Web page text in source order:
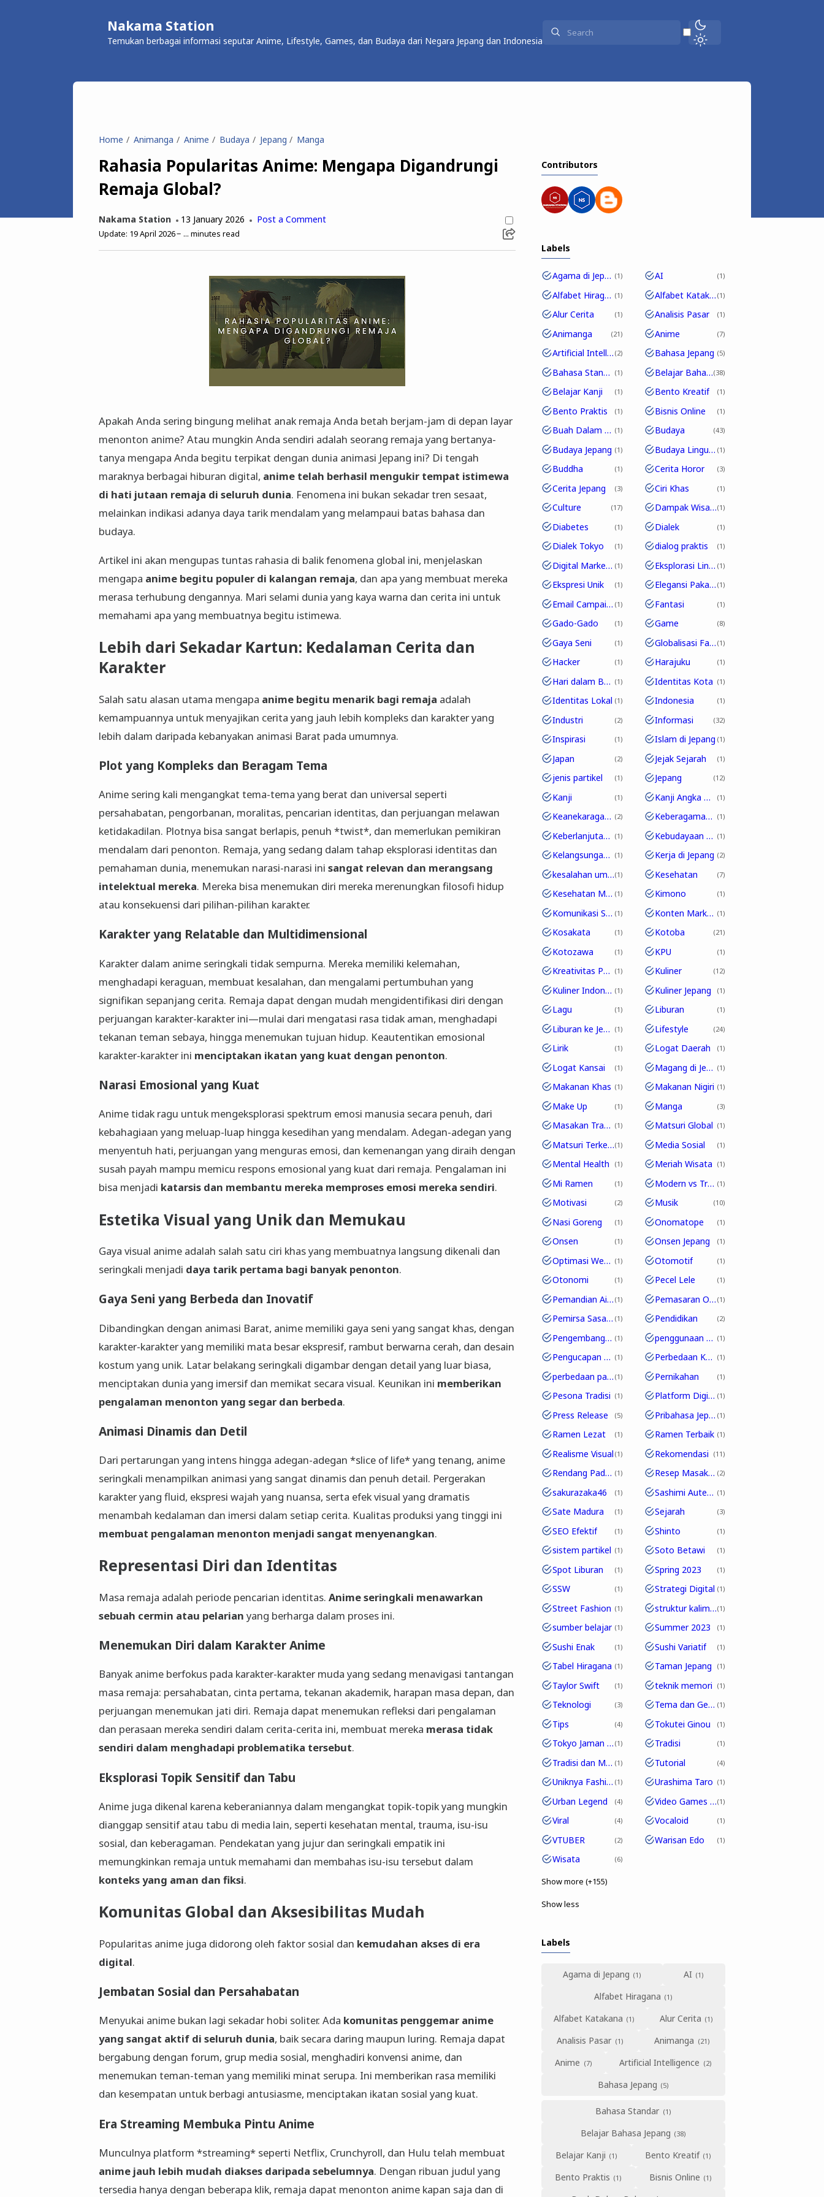
Nakama Station
Temukan berbagai informasi seputar Anime, Lifestyle, Games, dan Budaya dari Negara Jepang dan Indonesia
Home Animanga Anime Budaya Jepang Manga
Rahasia Popularitas Anime: Mengapa Digandrungi
Remaja Global?
Nakama Station 13 January 2026 Post a Comment
Update: 19 April 2026 ... minutes read
Apakah Anda sering bingung melihat anak remaja Anda betah berjam-jam di depan layar
menonton anime? Atau mungkin Anda sendiri adalah seorang remaja yang bertanya-
tanya mengapa Anda begitu terpikat dengan dunia animasi Jepang ini? Di tengah
maraknya berbagai hiburan digital, anime telah berhasil mengukir tempat istimewa
di hati jutaan remaja di seluruh dunia. Fenomena ini bukan sekadar tren sesaat,
melainkan indikasi adanya daya tarik mendalam yang melampaui batas bahasa dan
budaya.
Artikel ini akan mengupas tuntas rahasia di balik fenomena global ini, menjelaskan
mengapa anime begitu populer di kalangan remaja, dan apa yang membuat mereka
merasa terhubung dengannya. Mari selami dunia yang kaya warna dan cerita ini untuk
memahami apa yang membuatnya begitu istimewa.
Lebih dari Sekadar Kartun: Kedalaman Cerita dan
Karakter
Salah satu alasan utama mengapa anime begitu menarik bagi remaja adalah
kemampuannya untuk menyajikan cerita yang jauh lebih kompleks dan karakter yang
lebih dalam daripada kebanyakan animasi Barat pada umumnya.
Plot yang Kompleks dan Beragam Tema
Anime sering kali mengangkat tema-tema yang berat dan universal seperti
persahabatan, pengorbanan, moralitas, pencarian identitas, dan perjuangan melawan
ketidakadilan. Plotnya bisa sangat berlapis, penuh *twist*, dan memerlukan pemikiran
mendalam dari penonton. Remaja, yang sedang dalam tahap eksplorasi identitas dan
pemahaman dunia, menemukan narasi-narasi ini sangat relevan dan merangsang
intelektual mereka. Mereka bisa menemukan diri mereka merenungkan filosofi hidup
atau konsekuensi dari pilihan-pilihan karakter.
Karakter yang Relatable dan Multidimensional
Karakter dalam anime seringkali tidak sempurna. Mereka memiliki kelemahan,
menghadapi keraguan, membuat kesalahan, dan mengalami pertumbuhan yang
signifikan sepanjang cerita. Remaja dapat dengan mudah mengidentifikasi diri dengan
perjuangan karakter-karakter ini—mulai dari mengatasi rasa tidak aman, menghadapi
tekanan teman sebaya, hingga menemukan tujuan hidup. Keautentikan emosional
karakter-karakter ini menciptakan ikatan yang kuat dengan penonton.
Narasi Emosional yang Kuat
Anime tidak ragu untuk mengeksplorasi spektrum emosi manusia secara penuh, dari
kebahagiaan yang meluap-luap hingga kesedihan yang mendalam. Adegan-adegan yang
menyentuh hati, perjuangan yang menguras emosi, dan kemenangan yang diraih dengan
susah payah mampu memicu respons emosional yang kuat dari remaja. Pengalaman ini
bisa menjadi katarsis dan membantu mereka memproses emosi mereka sendiri.
Estetika Visual yang Unik dan Memukau
Gaya visual anime adalah salah satu ciri khas yang membuatnya langsung dikenali dan
seringkali menjadi daya tarik pertama bagi banyak penonton.
Gaya Seni yang Berbeda dan Inovatif
Dibandingkan dengan animasi Barat, anime memiliki gaya seni yang sangat khas, dengan
karakter-karakter yang memiliki mata besar ekspresif, rambut berwarna cerah, dan desain
kostum yang unik. Latar belakang seringkali digambar dengan detail yang luar biasa,
menciptakan dunia yang imersif dan memikat secara visual. Keunikan ini memberikan
pengalaman menonton yang segar dan berbeda.
Animasi Dinamis dan Detil
Dari pertarungan yang intens hingga adegan-adegan *slice of life* yang tenang, anime
seringkali menampilkan animasi yang sangat dinamis dan penuh detail. Pergerakan
karakter yang fluid, ekspresi wajah yang nuansa, serta efek visual yang dramatis
menambah kedalaman dan imersi dalam setiap cerita. Kualitas produksi yang tinggi ini
membuat pengalaman menonton menjadi sangat menyenangkan.
Representasi Diri dan Identitas
Masa remaja adalah periode pencarian identitas. Anime seringkali menawarkan
sebuah cermin atau pelarian yang berharga dalam proses ini.
Menemukan Diri dalam Karakter Anime
Banyak anime berfokus pada karakter-karakter muda yang sedang menavigasi tantangan
masa remaja: persahabatan, cinta pertama, tekanan akademik, harapan masa depan, dan
perjuangan menemukan jati diri. Remaja dapat menemukan refleksi dari pengalaman
dan perasaan mereka sendiri dalam cerita-cerita ini, membuat mereka merasa tidak
sendiri dalam menghadapi problematika tersebut.
Eksplorasi Topik Sensitif dan Tabu
Anime juga dikenal karena keberaniannya dalam mengangkat topik-topik yang mungkin
dianggap sensitif atau tabu di media lain, seperti kesehatan mental, trauma, isu-isu
sosial, dan keberagaman. Pendekatan yang jujur dan seringkali empatik ini
memungkinkan remaja untuk memahami dan membahas isu-isu tersebut dalam
konteks yang aman dan fiksi.
Komunitas Global dan Aksesibilitas Mudah
Popularitas anime juga didorong oleh faktor sosial dan kemudahan akses di era
digital.
Jembatan Sosial dan Persahabatan
Menyukai anime bukan lagi sekadar hobi soliter. Ada komunitas penggemar anime
yang sangat aktif di seluruh dunia, baik secara daring maupun luring. Remaja dapat
bergabung dengan forum, grup media sosial, menghadiri konvensi anime, dan
menemukan teman-teman yang memiliki minat serupa. Ini memberikan rasa memiliki
dan kesempatan untuk berbagi antusiasme, menciptakan ikatan sosial yang kuat.
Era Streaming Membuka Pintu Anime
Munculnya platform *streaming* seperti Netflix, Crunchyroll, dan Hulu telah membuat
anime jauh lebih mudah diakses daripada sebelumnya. Dengan ribuan judul yang
tersedia hanya dengan beberapa klik, remaja dapat menonton anime kapan saja dan di
Contributors
Labels
Agama di Jepang 1 AI 1
Alfabet Hiragana 1 Alfabet Katakana 1
Alur Cerita 1 Analisis Pasar 1
Animanga 21 Anime 7
Artificial Intelligence 2 Bahasa Jepang 5
Bahasa Standar 1 Belajar Bahasa Jepang 38
Belajar Kanji 1 Bento Kreatif 1
Bento Praktis 1 Bisnis Online 1
Buah Dalam Bahasa Jepang 1 Budaya 43
Budaya Jepang 1 Budaya Linguistik 1
Buddha 1 Cerita Horor 3
Cerita Jepang 3 Ciri Khas 1
Culture 17 Dampak Wisata 1
Diabetes 1 Dialek 1
Dialek Tokyo 1 dialog praktis 1
Digital Marketing 1 Eksplorasi Linguistik 1
Ekspresi Unik 1 Elegansi Pakaian 1
Email Campaign 1 Fantasi 1
Gado-Gado 1 Game 8
Gaya Seni 1 Globalisasi Fashion 1
Hacker 1 Harajuku 1
Hari dalam Bahasa Jepang 1 Identitas Kota 1
Identitas Lokal 1 Indonesia 1
Industri 2 Informasi 32
Inspirasi 1 Islam di Jepang 1
Japan 2 Jejak Sejarah 1
jenis partikel 1 Jepang 12
Kanji 1 Kanji Angka Dalam Bahasa Jepang 1
Keanekaragaman Budaya 2 Keberagaman Budaya 1
Keberlanjutan Bahasa 1 Kebudayaan Pop Jepang 1
Kelangsungan Edo-ben 1 Kerja di Jepang 2
kesalahan umum 1 Kesehatan 7
Kesehatan Mental 1 Kimono 1
Komunikasi Sehari-hari 1 Konten Marketing 1
Kosakata 1 Kotoba 21
Kotozawa 1 KPU 1
Kreativitas Pakaian 1 Kuliner 12
Kuliner Indonesia 1 Kuliner Jepang 1
Lagu 1 Liburan 1
Liburan ke Jepang 1 Lifestyle 24
Lirik 1 Logat Daerah 1
Logat Kansai 1 Magang di Jepang 1
Makanan Khas 1 Makanan Nigiri 1
Make Up 1 Manga 3
Masakan Tradisional 1 Matsuri Global 1
Matsuri Terkenal 1 Media Sosial 1
Mental Health 1 Meriah Wisata 1
Mi Ramen 1 Modern vs Tradisional 1
Motivasi 2 Musik 10
Nasi Goreng 1 Onomatope 1
Onsen 1 Onsen Jepang 1
Optimasi Website 1 Otomotif 1
Otonomi 1 Pecel Lele 1
Pemandian Air Panas 1 Pemasaran Online 1
Pemirsa Sasaran 1 Pendidikan 2
Pengembangan Karakter 1 penggunaan partikel 1
Pengucapan Unik 1 Perbedaan Kosakata 1
perbedaan partikel 1 Pernikahan 1
Pesona Tradisi 1 Platform Digital 1
Press Release 5 Pribahasa Jepang 1
Ramen Lezat 1 Ramen Terbaik 1
Realisme Visual 1 Rekomendasi 11
Rendang Padang 1 Resep Masakan 2
sakurazaka46 1 Sashimi Autentik 1
Sate Madura 1 Sejarah 3
SEO Efektif 1 Shinto 1
sistem partikel 1 Soto Betawi 1
Spot Liburan 1 Spring 2023 1
SSW 1 Strategi Digital 1
Street Fashion 1 struktur kalimat 1
sumber belajar 1 Summer 2023 1
Sushi Enak 1 Sushi Variatif 1
Tabel Hiragana 1 Taman Jepang 1
Taylor Swift 1 teknik memori 1
Teknologi 3 Tema dan Genre 1
Tips 4 Tokutei Ginou 1
Tokyo Jaman Edo 1 Tradisi 1
Tradisi dan Modernitas 1 Tutorial 4
Uniknya Fashion Jepang 1 Urashima Taro 1
Urban Legend 4 Video Games Jepang 1
Viral 4 Vocaloid 1
VTUBER 2 Warisan Edo 1
Wisata 6
Show more (+155)
Show less
Labels
Agama di Jepang
AI
Alfabet Hiragana
Alfabet Katakana
Alur Cerita
Analisis Pasar
Animanga
Anime
Artificial Intelligence
Bahasa Jepang
Bahasa Standar
Belajar Bahasa Jepang
Belajar Kanji
Bento Kreatif
Bento Praktis
Bisnis Online